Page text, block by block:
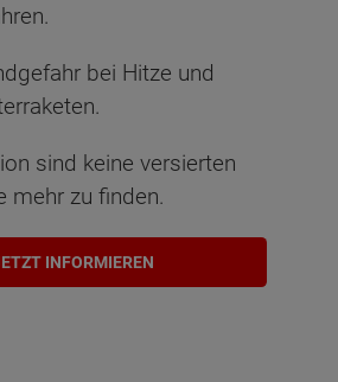
bei Hitze und
sind keine versierten
mehr zu finden.
INFORMIEREN